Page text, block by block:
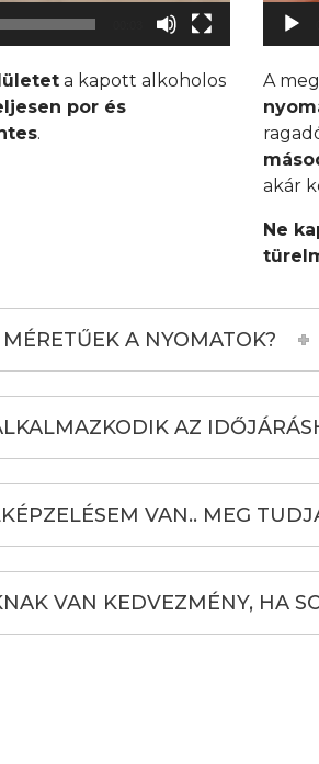
a kapott alkoholos
por és
.
A
akár
Ne
A NYOMATOK?
AZ
VAN.. MEG
VAN KEDVEZMÉNY, HA